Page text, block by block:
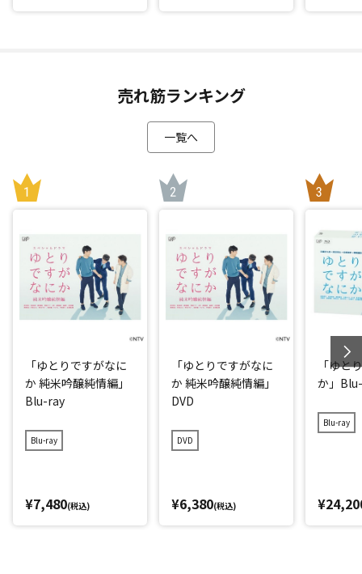
売れ筋ランキング
一覧へ
「ゆとりですがなに
か 純米吟醸純情編」
Blu-ray
Blu-ray
¥7,480(税込)
「ゆとりですがなに
か 純米吟醸純情編」
DVD
DVD
¥6,380(税込)
「ゆと
か」
Blu-ray